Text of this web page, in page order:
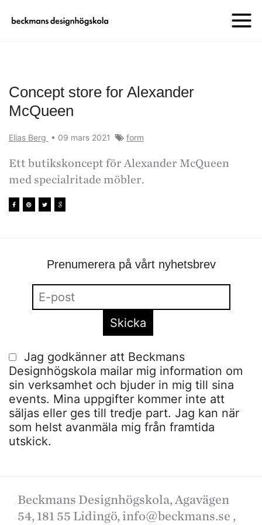
Concept store for Alexander
McQueen
Elias Berg • 09 mars 2021 form
Ett butikskoncept för Alexander McQueen
med specialritade möbler.
Prenumerera på vårt nyhetsbrev
Jag godkänner att Beckmans
Designhögskola mailar mig information om
sin verksamhet och bjuder in mig till sina
events. Mina uppgifter kommer inte att
säljas eller ges till tredje part. Jag kan när
som helst avanmäla mig från framtida
utskick.
Beckmans Designhögskola, Agavägen
54, 181 55 Lidingö, info@beckmans.se ,